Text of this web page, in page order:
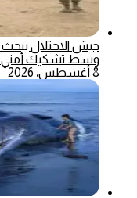
جيش الاحتلال يبحث
وسط تشكيك أمني
8 أغسطس، 2026